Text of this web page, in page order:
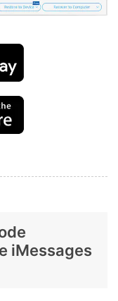
iMessages